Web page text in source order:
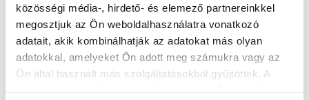
közösségi média-, hirdető- és elemező partnereinkkel
megosztjuk az Ön weboldalhasználatra vonatkozó
adatait, akik kombinálhatják az adatokat más olyan
adatokkal, amelyeket Ön adott meg számukra vagy az
Ön által használt más szolgáltatásokból gyűjtöttek. A
http://zamardikalandpark.hu/
További szolgáltatók